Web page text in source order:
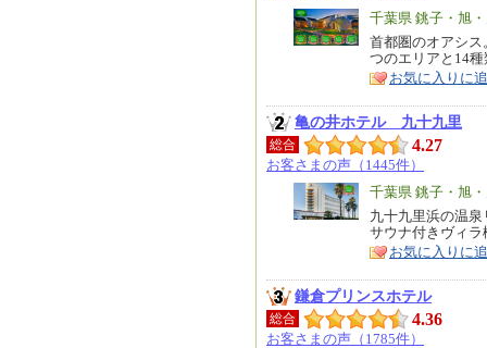
エ
リ
ア
千葉県 銚子・旭
特
徴
首都圏のオアシ
つのエリアと14
お気に入りに
亀の井ホテル 九十九里
総合 4.27
お客さまの声（1445件）
エ
リ
ア
千葉県 銚子・旭
特
徴
九十九里浜の温
サウナ付きヴィ
お気に入りに
鎌倉プリンスホテル
総合 4.36
お客さまの声（1785件）